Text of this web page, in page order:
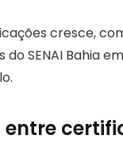
cresce,
SENAI Bahia